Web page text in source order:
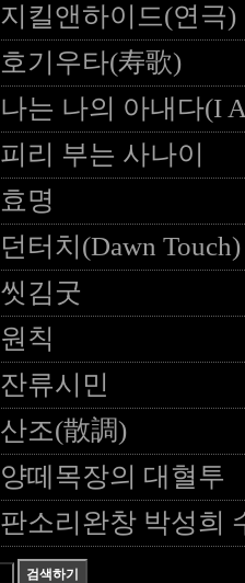
지킬앤하이드(연극)
호기우타(寿歌)
나는 나의 아내다(I
피리 부는 사나이
효명
던터치(Dawn Touch)
씻김굿
원칙
잔류시민
산조(散調)
양떼목장의 대혈투
판소리완창 박성희